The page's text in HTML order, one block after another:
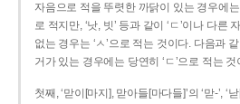
자음으로 적을 뚜렷한 까닭이 있는 경우에는
로 적지만, ‘낫, 빗’ 등과 같이 ‘ㄷ’이나 다른
없는 경우는 ‘ㅅ’으로 적는 것이다. 다음과
거가 있는 경우에는 당연히 ‘ㄷ’으로 적는
첫째, ‘맏이[마지], 맏아들[마다들]’의 ‘맏-’, ‘